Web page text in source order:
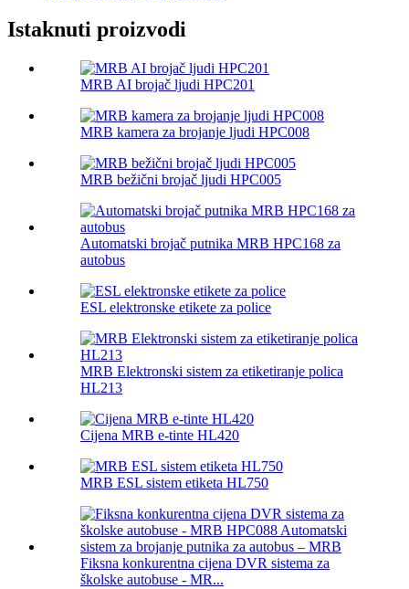
Istaknuti proizvodi
MRB AI brojač ljudi HPC201
MRB kamera za brojanje ljudi HPC008
MRB bežični brojač ljudi HPC005
Automatski brojač putnika MRB HPC168 za
autobus
ESL elektronske etikete za police
MRB Elektronski sistem za etiketiranje polica
HL213
Cijena MRB e-tinte HL420
MRB ESL sistem etiketa HL750
Fiksna konkurentna cijena DVR sistema za
školske autobuse - MR...